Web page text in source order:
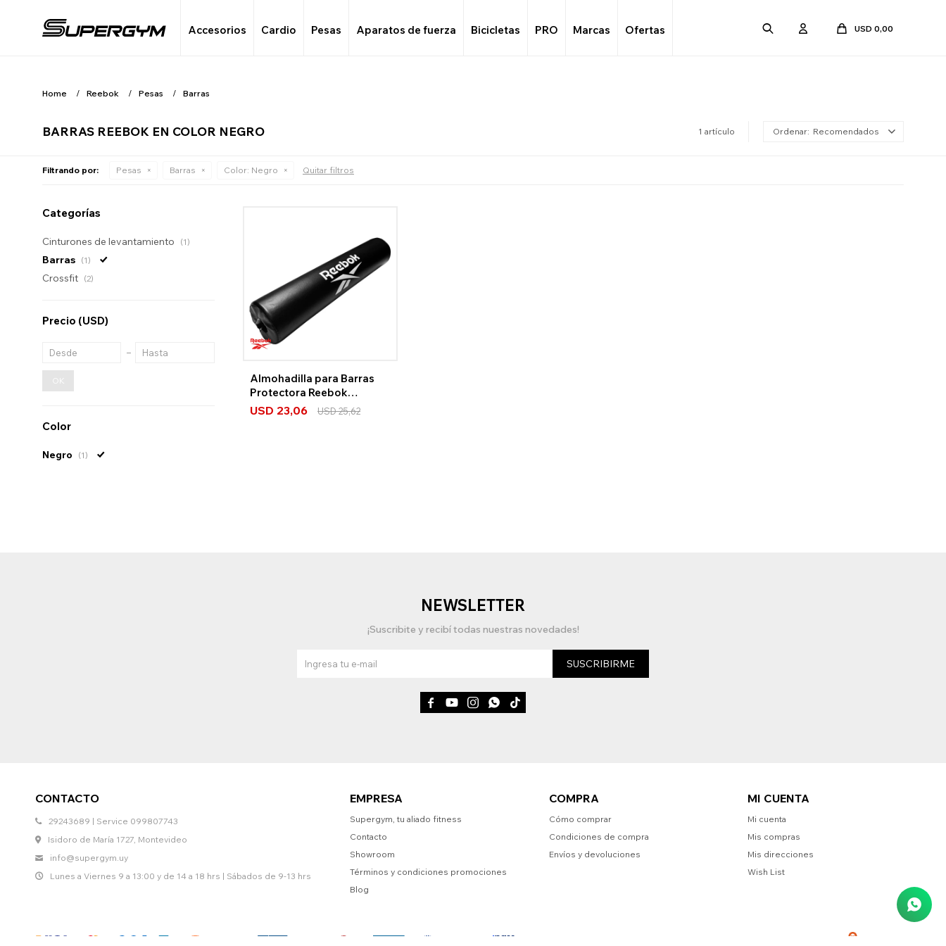
Accesorios Cardio Pesas Aparatos de fuerza Bicicletas PRO Marcas Ofertas USD 0,00
Home Reebok Pesas Barras
BARRAS REEBOK EN COLOR NEGRO 1 artículo Recomendados
Filtrando por: Pesas Barras Color: Negro Quitar filtros
Almohadilla para Barras
Protectora Reebok
Strength
USD 23,06 USD25,62
Categorías
Cinturones de levantamiento (1)
Barras (1)
Crossfit (2)
Precio (USD)
OK
Color
Negro (1)
CONTACTO
29243689 | Service 099807743
Isidoro de María 1727, Montevideo
info@supergym.uy
Lunes a Viernes 9 a 13:00 y de 14 a 18 hrs | Sábados de 9-13 hrs
EMPRESA
Supergym, tu aliado fitness
Contacto
Showroom
Términos y condiciones promociones
Blog
COMPRA
Cómo comprar
Condiciones de compra
Envíos y devoluciones
MI CUENTA
Mi cuenta
Mis compras
Mis direcciones
Wish List
NEWSLETTER
¡Suscribite y recibí todas nuestras novedades!
SUSCRIBIRME
    